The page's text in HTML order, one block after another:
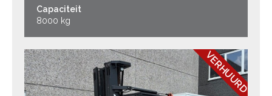
Capaciteit
8000 kg
VERHUURD